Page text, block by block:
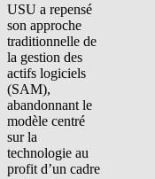
USU a repensé
son approche
traditionnelle de
la gestion des
actifs logiciels
(SAM),
abandonnant le
modèle centré
sur la
technologie au
profit d’un cadre